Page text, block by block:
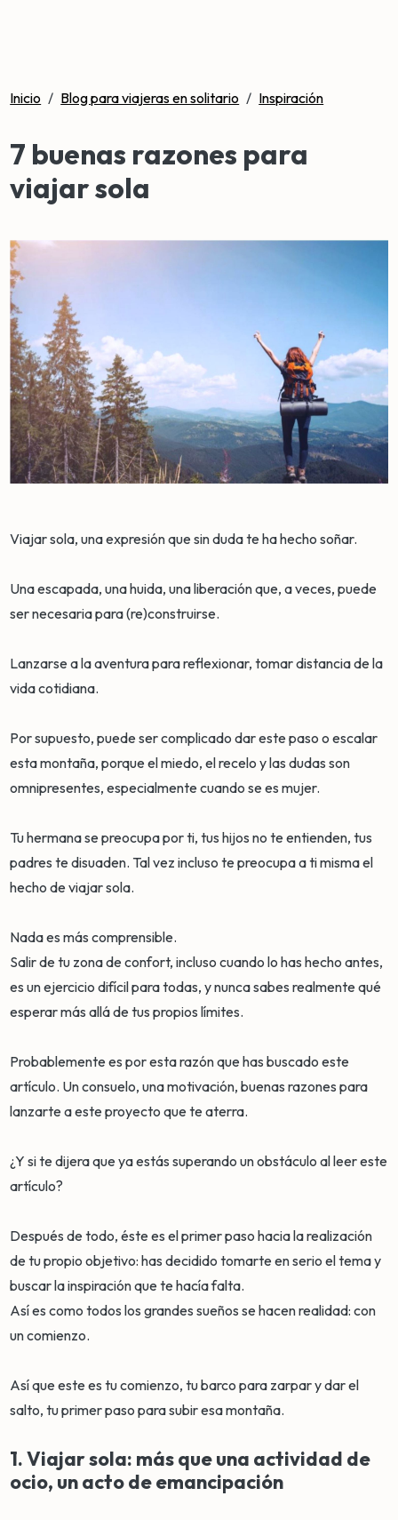
Inicio / Blog para viajeras en solitario / Inspiración
7 buenas razones para
viajar sola
Viajar sola, una expresión que sin duda te ha hecho soñar.
Una escapada, una huida, una liberación que, a veces, puede
ser necesaria para (re)construirse.
Lanzarse a la aventura para reflexionar, tomar distancia de la
vida cotidiana.
Por supuesto, puede ser complicado dar este paso o escalar
esta montaña, porque el miedo, el recelo y las dudas son
omnipresentes, especialmente cuando se es mujer.
Tu hermana se preocupa por ti, tus hijos no te entienden, tus
padres te disuaden. Tal vez incluso te preocupa a ti misma el
hecho de viajar sola.
Nada es más comprensible.
Salir de tu zona de confort, incluso cuando lo has hecho antes,
es un ejercicio difícil para todas, y nunca sabes realmente qué
esperar más allá de tus propios límites.
Probablemente es por esta razón que has buscado este
artículo. Un consuelo, una motivación, buenas razones para
lanzarte a este proyecto que te aterra.
¿Y si te dijera que ya estás superando un obstáculo al leer este
artículo?
Después de todo, éste es el primer paso hacia la realización
de tu propio objetivo: has decidido tomarte en serio el tema y
buscar la inspiración que te hacía falta.
Así es como todos los grandes sueños se hacen realidad: con
un comienzo.
Así que este es tu comienzo, tu barco para zarpar y dar el
salto, tu primer paso para subir esa montaña.
1. Viajar sola: más que una actividad de
ocio, un acto de emancipación